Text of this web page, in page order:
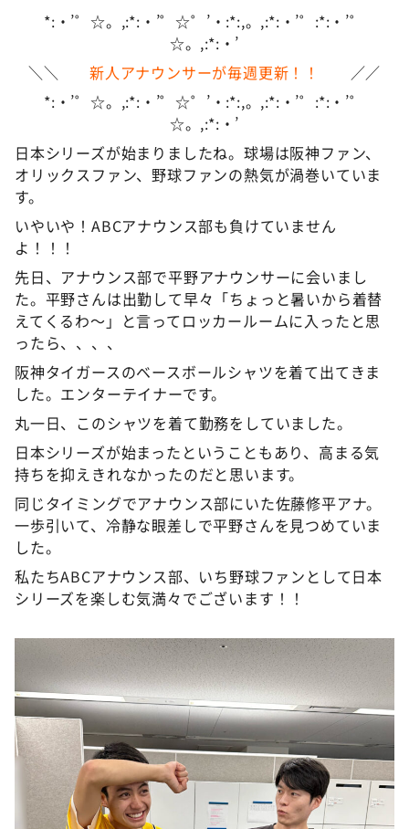
*:・’゜☆。,:*:・’゜☆゜’・:*:,。,:*:・’゜:*:・’゜
☆。,:*:・’
＼＼ 新人アナウンサーが毎週更新！！
／／
*:・’゜☆。,:*:・’゜☆゜’・:*:,。,:*:・’゜:*:・’゜
☆。,:*:・’
日本シリーズが始まりましたね。球場は阪神ファン、
オリックスファン、野球ファンの熱気が渦巻いていま
す。
いやいや！ABCアナウンス部も負けていません
よ！！！
先日、アナウンス部で平野アナウンサーに会いまし
た。平野さんは出勤して早々「ちょっと暑いから着替
えてくるわ〜」と言ってロッカールームに入ったと思
ったら、、、、
阪神タイガースのベースボールシャツを着て出てきま
した。エンターテイナーです。
丸一日、このシャツを着て勤務をしていました。
日本シリーズが始まったということもあり、高まる気
持ちを抑えきれなかったのだと思います。
同じタイミングでアナウンス部にいた佐藤修平アナ。
一歩引いて、冷静な眼差しで平野さんを見つめていま
した。
私たちABCアナウンス部、いち野球ファンとして日本
シリーズを楽しむ気満々でございます！！